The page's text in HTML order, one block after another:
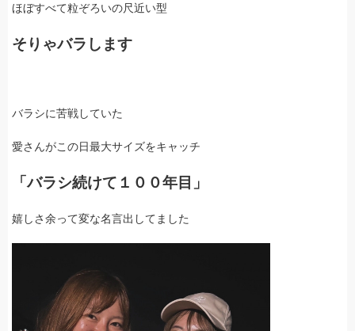
ほぼすべて粒ぞろいの尺近い型
そりゃバラします
バラシに苦戦していた
愛さんがこの日最大サイズをキャッチ
「バラシ続けて１００年目」
嬉しさ余って変な名言出してました